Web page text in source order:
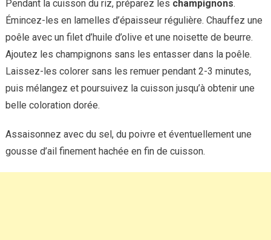
Pendant la cuisson du riz, préparez les champignons.
Émincez-les en lamelles d’épaisseur régulière. Chauffez une
poêle avec un filet d’huile d’olive et une noisette de beurre.
Ajoutez les champignons sans les entasser dans la poêle.
Laissez-les colorer sans les remuer pendant 2-3 minutes,
puis mélangez et poursuivez la cuisson jusqu’à obtenir une
belle coloration dorée.
Assaisonnez avec du sel, du poivre et éventuellement une
gousse d’ail finement hachée en fin de cuisson.